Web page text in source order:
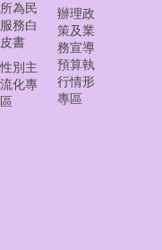
所為民
服務白
皮書
性別主
流化專
區
辦理政
策及業
務宣導
預算執
行情形
專區